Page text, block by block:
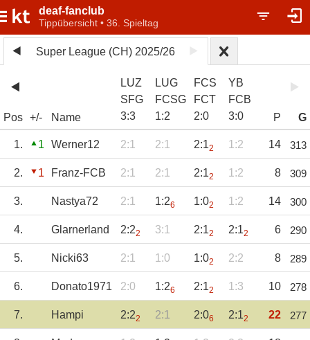
deaf-fanclub
Tippübersicht • 36. Spieltag
Super League (CH) 2025/26
Pos +/- Name
LUZ
SFG
3:3
LUG
FCSG
1:2
FCS
FCT
2:0
YB
FCB
3:0 P G
1. 1 Werner12 2:1 2:1 2:12 1:2 14 313
2. 1 Franz-FCB 2:1 2:1 2:12 1:2 8 309
3. Nastya72 2:1 1:26 1:02 1:2 14 300
4. Glarnerland 2:22 3:1 2:12 2:12 6 290
5. Nicki63 2:1 1:0 1:02 2:2 8 289
6. Donato1971 2:0 1:26 2:12 1:3 10 278
7. Hampi 2:22 2:1 2:06 2:12 22 277